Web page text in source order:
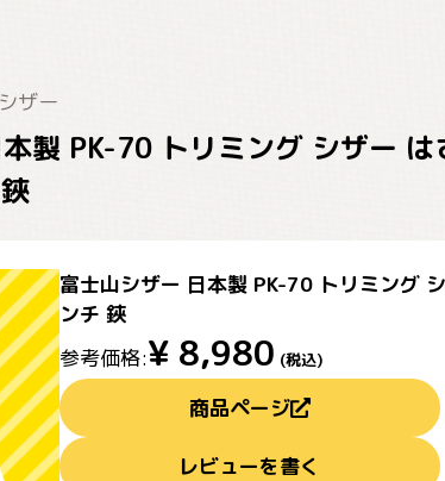
ザー
製 PK-70 トリミング シザー
富士山シザー 日本製 PK-70 トリミング
ンチ 鋏
参考価格:¥ 8,980 (税込)
商品ページ
レビューを書く